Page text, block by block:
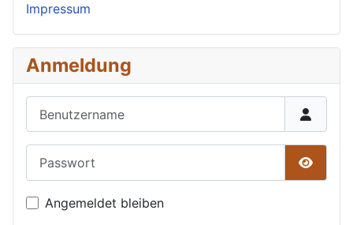
Impressum
Anmeldung
Angemeldet bleiben